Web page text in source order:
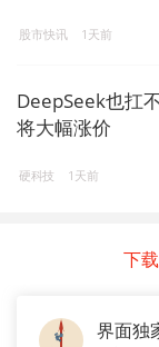
股市快讯 1天前
DeepSeek也扛
将大幅涨价
硬科技 1天前
下
界面独